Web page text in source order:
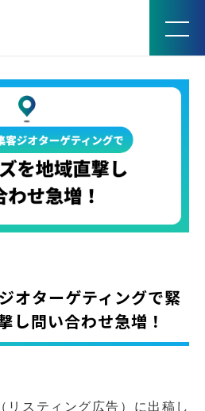
オターゲティングで緊
し問い合わせ急増！
リスティング広告）に出稿し